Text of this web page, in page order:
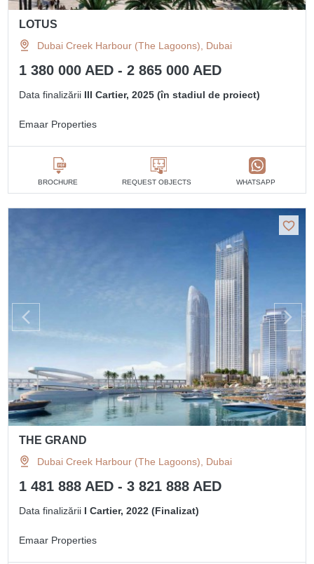
LOTUS
Dubai Creek Harbour (The Lagoons), Dubai
1 380 000 AED - 2 865 000 AED
Data finalizării III Cartier, 2025 (în stadiul de proiect)
Emaar Properties
BROCHURE REQUEST OBJECTS WHATSAPP
THE GRAND
Dubai Creek Harbour (The Lagoons), Dubai
1 481 888 AED - 3 821 888 AED
Data finalizării I Cartier, 2022 (Finalizat)
Emaar Properties